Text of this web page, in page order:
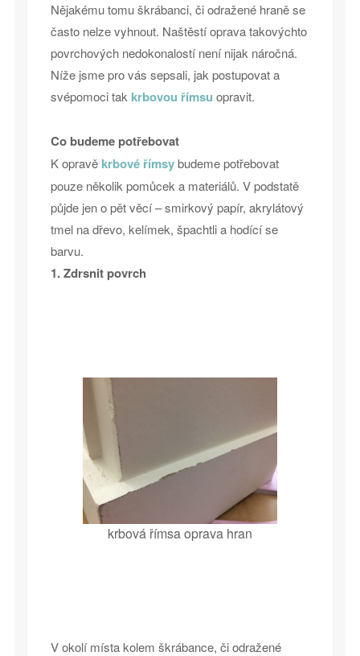
Nějakému tomu škrábanci, či odražené hraně se
často nelze vyhnout. Naštěstí oprava takovýchto
povrchových nedokonalostí není nijak náročná.
Níže jsme pro vás sepsali, jak postupovat a
svépomoci tak krbovou římsu opravit.
Co budeme potřebovat
K opravě krbové římsybudeme potřebovat
pouze několik pomůcek a materiálů. V podstatě
půjde jen o pět věcí – smirkový papír, akrylátový
tmel na dřevo, kelímek, špachtli a hodící se
barvu.
1. Zdrsnit povrch
krbová římsa oprava hran
V okolí místa kolem škrábance, či odražené